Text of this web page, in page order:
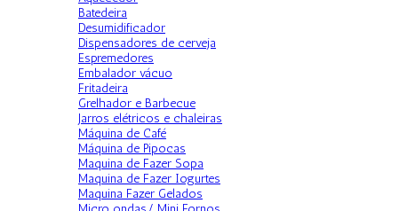
Batedeira
Desumidificador
Dispensadores de cerveja
Espremedores
Embalador vácuo
Fritadeira
Grelhador e Barbecue
Jarros elétricos e chaleiras
Máquina de Café
Máquina de Pipocas
Maquina de Fazer Sopa
Maquina de Fazer Iogurtes
Maquina Fazer Gelados